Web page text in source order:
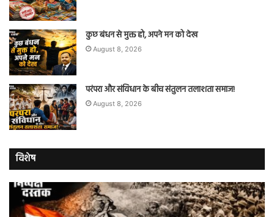
कुछ बंधन से मुक्त हो, अपने मन को देख
August 8, 2026
परंपरा और संविधान के बीच संतुलन तलाशता समाज!
August 8, 2026
विशेष